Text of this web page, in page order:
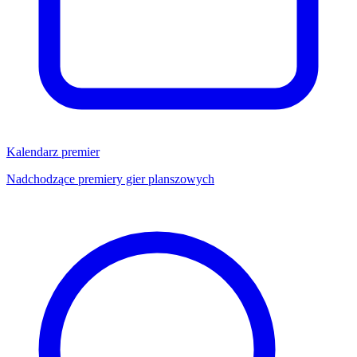
Kalendarz premier
Nadchodzące premiery gier planszowych